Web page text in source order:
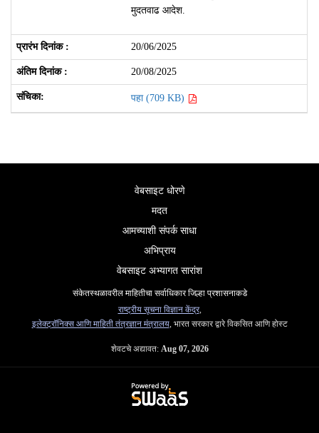
मुदतवाढ आदेश.
20/06/2025
20/08/2025
पहा (709 KB)
वेबसाइट धोरणे
मदत
आमच्याशी संपर्क साधा
अभिप्राय
वेबसाइट अभ्यागत सारांश
संकेतस्थळावरील माहितीचा सर्वाधिकार जिल्हा प्रशासनाकडे
राष्ट्रीय सूचना विज्ञान केंद्र,
इलेक्ट्रॉनिक्स आणि माहिती तंत्रज्ञान मंत्रालय, भारत सरकार द्वारे विकसित आणि होस्ट
शेवटचे अद्यावत: Aug 07, 2026